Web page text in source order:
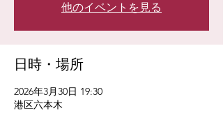
他のイベントを見る
日時・場所
2026年3月30日 19:30
港区六本木